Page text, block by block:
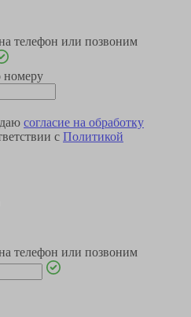
телефон или позвоним
номеру
согласие на обработку
с Политикой
телефон или позвоним